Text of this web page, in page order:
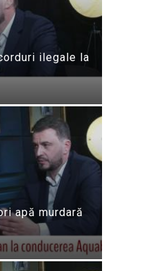
ilegale la
apă murdară